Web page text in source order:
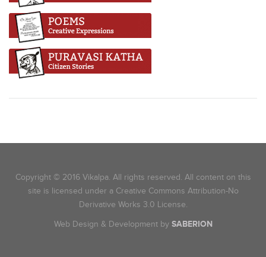
Copyright © 2016 Vikalpa. All rights reserved. All content on this
site is licensed under a Creative Commons Attribution-No
Derivative Works 3.0 License.
Web Design & Development by SABERION